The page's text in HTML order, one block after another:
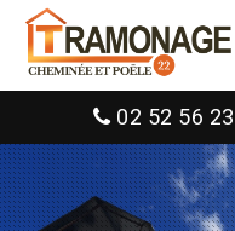
02 52 56